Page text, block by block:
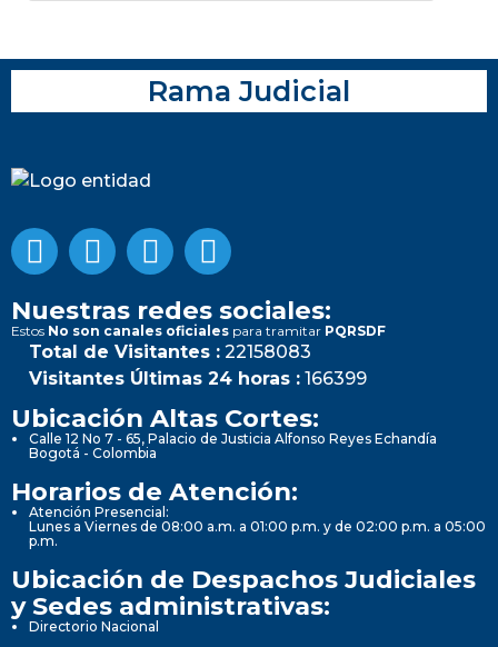
Rama Judicial
Nuestras redes sociales:
Estos No son canales oficiales para tramitar PQRSDF
Total de Visitantes : 22158083
Visitantes Últimas 24 horas : 166399
Ubicación Altas Cortes:
Calle 12 No 7 - 65, Palacio de Justicia Alfonso Reyes Echandía
Bogotá - Colombia
Horarios de Atención:
Atención Presencial:
Lunes a Viernes de 08:00 a.m. a 01:00 p.m. y de 02:00 p.m. a 05:00
p.m.
Ubicación de Despachos Judiciales
y Sedes administrativas:
Directorio Nacional